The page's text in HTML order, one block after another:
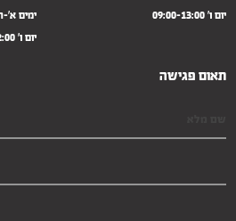
יום ו' 09:00-13:00
ימים א'-ה' 09:00-
יום ו' 09:00-12:00
תאום פגישה